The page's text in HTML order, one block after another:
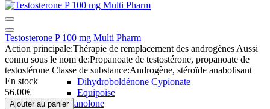
Dihydroboldénone Cypionate
Equipoise
Drostanolone
Testosterone P 100 mg Multi Pharm
Action principale:Thérapie de remplacement des androgènes Aussi
connu sous le nom de:Propanoate de testostérone, propanoate de
testostérone Classe de substance:Androgène, stéroïde anabolisant
En stock
56.00€
Ajouter au panier